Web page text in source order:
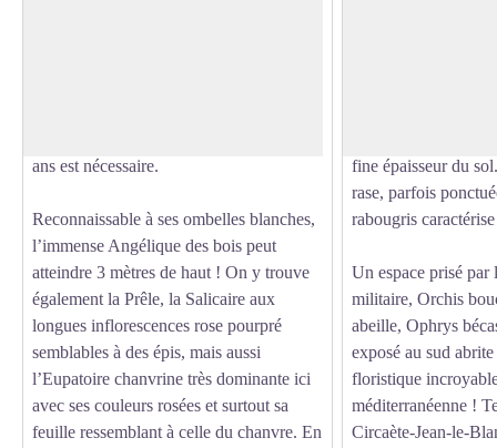
ans est nécessaire.
Reconnaissable à ses ombelles blanches,
l’immense Angélique des bois peut
atteindre 3 mètres de haut ! On y trouve
également la Prêle, la Salicaire aux
longues inflorescences rose pourpré
semblables à des épis, mais aussi
l’Eupatoire chanvrine très dominante ici
avec ses couleurs rosées et surtout sa
feuille ressemblant à celle du chanvre. En
fine épaisseur du
rase, parfois
rabougris
Un espace prisé par
militaire, Orchis
abeille, Ophrys
exposé au sud
floristique
méditerranéenne !
Circaète-Jean-le-